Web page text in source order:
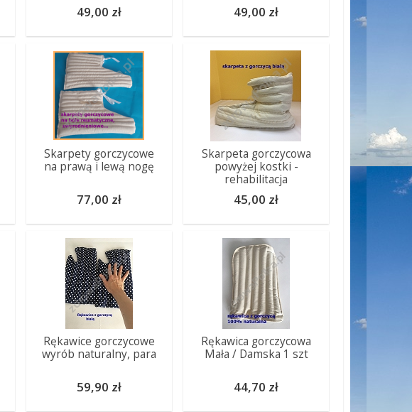
49,00 zł 49,00 zł
Skarpety gorczycowe
na prawą i lewą nogę
77,00 zł
Skarpeta gorczycowa
powyżej kostki -
rehabilitacja
45,00 zł
Rękawice gorczycowe
wyrób naturalny, para
59,90 zł
Rękawica gorczycowa
Mała / Damska 1 szt
44,70 zł